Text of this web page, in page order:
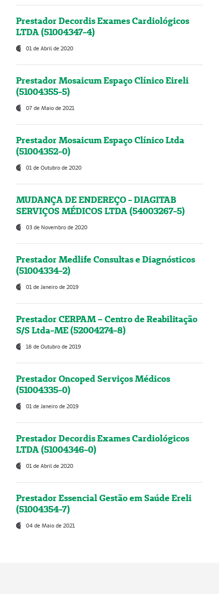
Prestador Decordis Exames Cardiológicos
LTDA (51004347-4)
01 de Abril de 2020
Prestador Mosaicum Espaço Clínico Eireli
(51004355-5)
07 de Maio de 2021
Prestador Mosaicum Espaço Clínico Ltda
(51004352-0)
01 de Outubro de 2020
MUDANÇA DE ENDEREÇO - DIAGITAB
SERVIÇOS MÉDICOS LTDA (54003267-5)
03 de Novembro de 2020
Prestador Medlife Consultas e Diagnósticos
(51004334-2)
01 de Janeiro de 2019
Prestador CERPAM – Centro de Reabilitação
S/S Ltda-ME (52004274-8)
18 de Outubro de 2019
Prestador Oncoped Serviços Médicos
(51004335-0)
01 de Janeiro de 2019
Prestador Decordis Exames Cardiológicos
LTDA (51004346-0)
01 de Abril de 2020
Prestador Essencial Gestão em Saúde Ereli
(51004354-7)
04 de Maio de 2021